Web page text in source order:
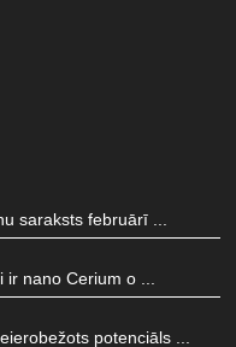
saraksts februārī ...
nano Cerium o ...
potenciāls ...